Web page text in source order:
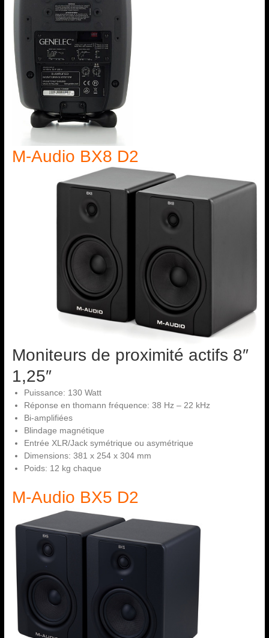
M-Audio BX8 D2
Moniteurs de proximité actifs 8″
1,25″
Puissance: 130 Watt
Réponse en thomann fréquence: 38 Hz – 22 kHz
Bi-amplifiées
Blindage magnétique
Entrée XLR/Jack symétrique ou asymétrique
Dimensions: 381 x 254 x 304 mm
Poids: 12 kg chaque
M-Audio BX5 D2